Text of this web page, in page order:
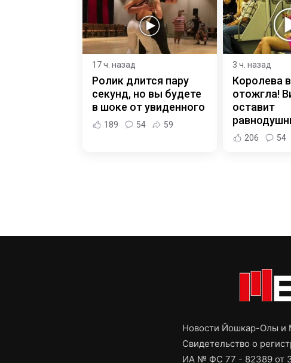
17 ч. назад
Ролик длится пару
секунд, но вы будете
в шоке от увиденного
189 54 59
3 ч. назад
Королева
отожгла!
оставит
206 54
Новости Йошкар-Олы и
Свидетельство о
ИА № ФС 77 - 82389 от